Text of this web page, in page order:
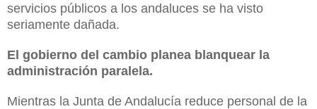
servicios públicos a los andaluces se ha visto
seriamente dañada.
El gobierno del cambio planea blanquear la
administración paralela.
Mientras la Junta de Andalucía reduce personal de la